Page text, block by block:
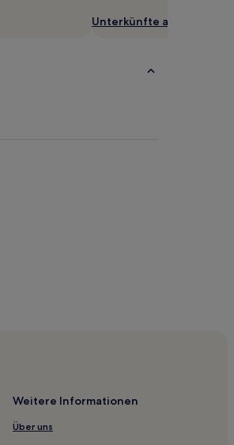
Unterkünfte anzeigen
Weitere Informationen
Über uns